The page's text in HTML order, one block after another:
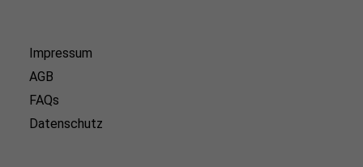
Impressum
AGB
FAQs
Datenschutz